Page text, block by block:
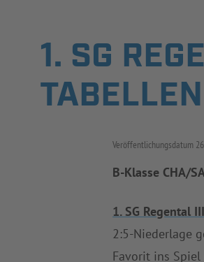
1. SG
Veröffentlichungsdatum
B-Klasse CHA/
1. SG Regental III
2:5-Niederlage
Favorit ins Spiel